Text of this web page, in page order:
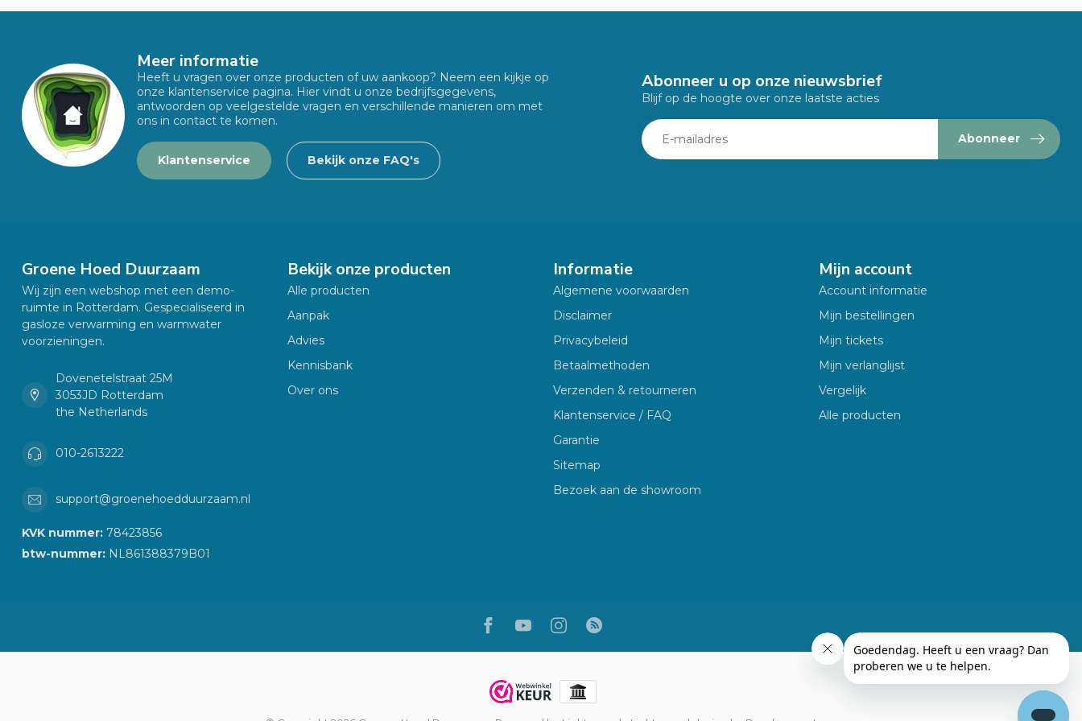
Meer informatie
Heeft u vragen over onze producten of uw aankoop? Neem een kijkje op
onze klantenservice pagina. Hier vindt u onze bedrijfsgegevens,
antwoorden op veelgestelde vragen en verschillende manieren om met
ons in contact te komen.
Klantenservice Bekijk onze FAQ's
Abonneer u op onze nieuwsbrief
Blijf op de hoogte over onze laatste acties
Abonneer
Groene Hoed Duurzaam
Wij zijn een webshop met een demo-
ruimte in Rotterdam. Gespecialiseerd in
gasloze verwarming en warmwater
voorzieningen.
Dovenetelstraat 25M
3053JD Rotterdam
the Netherlands
010-2613222
support@groenehoedduurzaam.nl
KVK nummer: 78423856
btw-nummer: NL861388379B01
Bekijk onze producten
Alle producten
Aanpak
Advies
Kennisbank
Over ons
Informatie
Algemene voorwaarden
Disclaimer
Privacybeleid
Betaalmethoden
Verzenden & retourneren
Klantenservice / FAQ
Garantie
Sitemap
Bezoek aan de showroom
Mijn account
Account informatie
Mijn bestellingen
Mijn tickets
Mijn verlanglijst
Vergelijk
Alle producten